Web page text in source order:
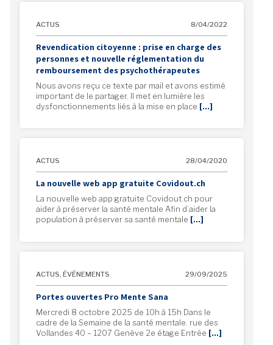
ACTUS 8/04/2022
Revendication citoyenne : prise en charge des
personnes et nouvelle réglementation du
remboursement des psychothérapeutes
Nous avons reçu ce texte par mail et avons estimé
important de le partager. Il met en lumière les
dysfonctionnements liés à la mise en place […]
ACTUS 28/04/2020
La nouvelle web app gratuite Covidout.ch
La nouvelle web app gratuite Covidout.ch pour
aider à préserver la santé mentale Afin d’aider la
population à préserver sa santé mentale […]
ACTUS ,ÉVÉNEMENTS 29/09/2025
Portes ouvertes Pro Mente Sana
Mercredi 8 octobre 2025 de 10h à 15h Dans le
cadre de la Semaine de la santé mentale. rue des
Vollandes 40 – 1207 Genève 2e étage Entrée […]